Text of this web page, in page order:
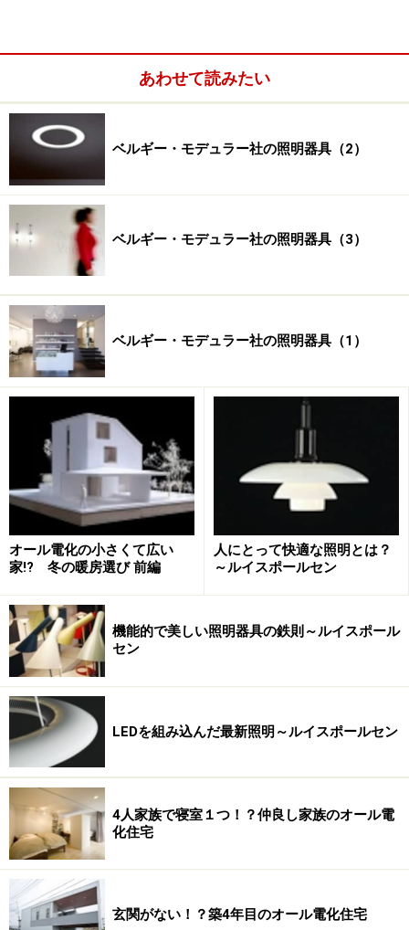
1995年のこと。当時、国内の照明メーカー勤務を経て独
立されていた中島さんは、あるベルギー人ファッション
デザイナーの旗艦店を乃木坂に作るプロジェクトを担当
していました。そのデザイナーは、当時「アントワープ
の6人」の一人として世界的に知られていた、ドリス・
ヴァン・ノッテンです。
「プロジェクトの最初の会議でドリスが、『今度の店に
はモデュラーの照明器具を使いたい』と言ったのです。
ラーの小さなカタログを持っていたので、それを見せて
もらったら、すごく良かった。その後すぐにベルギーか
ら取り寄せたカタログと器具を見て、衝撃を受けまし
た」と、中島さん。
当時中島さんが出会ったのは、「ジャックシステム」と
呼ばれる器具でした。ジャックシステムの特徴は、器具
を取付けるベースが共通で、「ジャック」という名前の
通り、そこに色々な形・長さの器具を抜き差しして、自
由に入れ替えられるというものです。現在では、このよ
うなシステムの照明器具を他のメーカーも作るようにな
りましたが、当時は前例のない考え方でした。
Modular社のジャックシステム。電源部分、スティック、灯
具を組み合わせて 選ぶ器具。
「そのとき目にしたのはジャックシステムを使ったスポ
ットライトですが、当時の日本で、こんな照明器具は見
たことがありませんでした。様々な器具がシステム化さ
れて自由に抜き差しできるだけでなく、作りがとてもし
っかりしているのです。感動しました」
中島さんは単身でベルギーに飛び、器具輸入のルートを
あわせて読みたい
ベルギー・モデュラー社の照明器具（2）
ベルギー・モデュラー社の照明器具（3）
ベルギー・モデュラー社の照明器具（1）
オール電化の小さくて広い
家!? 冬の暖房選び 前編
人にとって快適な照明とは？
～ルイスポールセン
機能的で美しい照明器具の鉄則～ルイスポール
セン
LEDを組み込んだ最新照明～ルイスポールセン
4人家族で寝室１つ！？仲良し家族のオール電
化住宅
玄関がない！？築4年目のオール電化住宅